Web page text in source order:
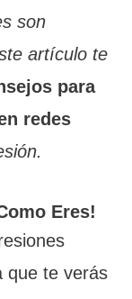
son
artículo te
para
redes
Eres!
que te verás